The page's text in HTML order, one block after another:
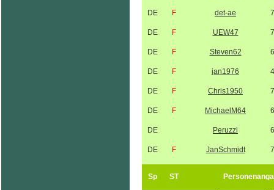
DE F det-ae
DE F UEW47
DE F Steven62
DE F jan1976
DE F Chris1950
DE F MichaelM64
DE Peruzzi
DE F JanSchmidt
Sp ST